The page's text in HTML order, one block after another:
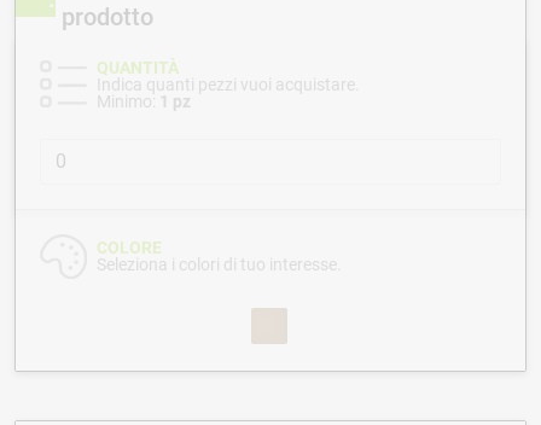
prodotto
QUANTITÀ
Indica quanti pezzi vuoi acquistare.
Minimo: 1 pz
COLORE
Seleziona i colori di tuo interesse.